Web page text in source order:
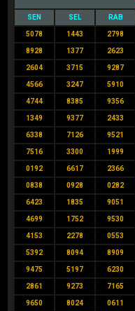
SEN SEL RAB
5078 1443 2798
8928 1377 2623
2604 3715 9287
4566 3247 5910
4744 8385 9356
1349 9377 2433
6338 7126 9521
7516 3300 1999
0192 6617 2366
0838 0928 0282
6423 1835 9051
4699 1752 9530
4153 2278 0553
5392 8094 8909
9475 5197 6230
2861 9273 7165
9650 8024 0611